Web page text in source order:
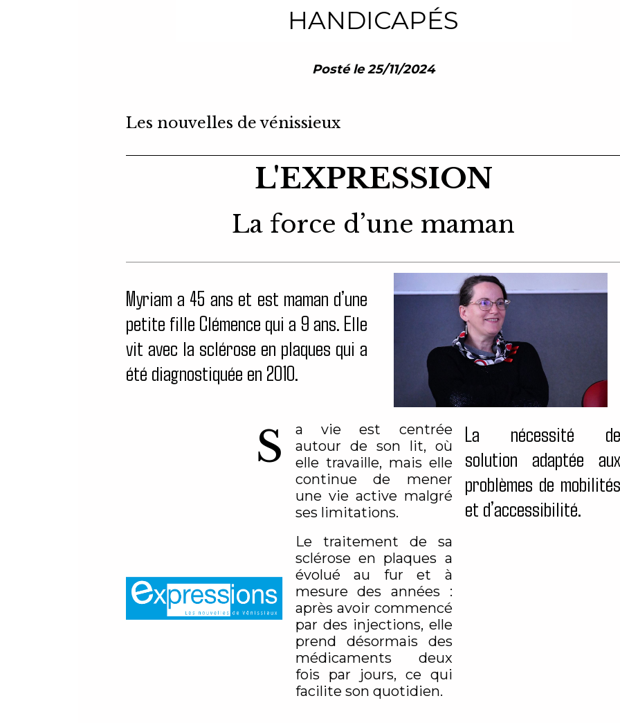
HANDICAPÉS
Posté le 25/11/2024
Les nouvelles de vénissieux
L'EXPRESSION
La force d’une maman
Myriam a 45 ans et est maman d’une
petite fille Clémence qui a 9 ans. Elle
vit avec la sclérose en plaques qui a
été diagnostiquée en 2010.
S
a vie est centrée
autour de son lit, où
elle travaille, mais elle
continue de mener
une vie active malgré
ses limitations.
Le traitement de sa
sclérose en plaques a
évolué au fur et à
mesure des années :
après avoir commencé
par des injections, elle
prend désormais des
médicaments deux
fois par jours, ce qui
facilite son quotidien.
La nécessité de
solution adaptée aux
problèmes de mobilités
et d’accessibilité.